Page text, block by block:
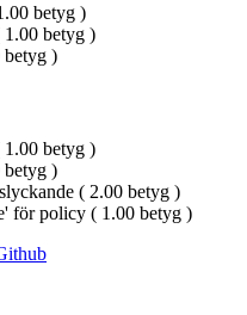
betyg )
betyg )
)
betyg )
)
( 2.00 betyg )
för policy ( 1.00 betyg )